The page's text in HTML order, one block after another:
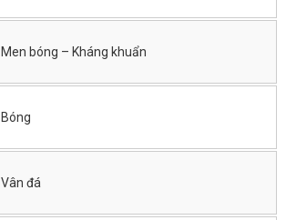
Men bóng – Kháng khuẩn
Bóng
Vân đá